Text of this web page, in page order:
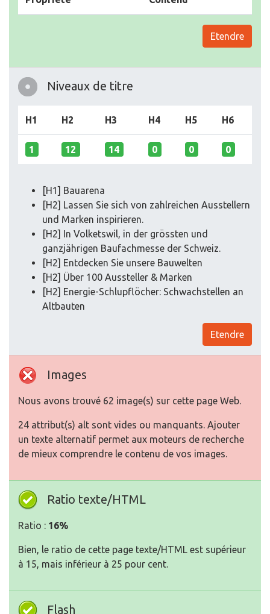
Etendre
Niveaux de titre
H1 H2 H3 H4 H5 H6
1 12 14 0 0 0
[H1] Bauarena
[H2] Lassen Sie sich von zahlreichen Ausstellern
und Marken inspirieren.
[H2] In Volketswil, in der grössten und
ganzjährigen Baufachmesse der Schweiz.
[H2] Entdecken Sie unsere Bauwelten
[H2] Über 100 Aussteller & Marken
[H2] Energie-Schlupflöcher: Schwachstellen an
Altbauten
Etendre
Images
Nous avons trouvé 62 image(s) sur cette page Web.
24 attribut(s) alt sont vides ou manquants. Ajouter
un texte alternatif permet aux moteurs de recherche
de mieux comprendre le contenu de vos images.
Ratio texte/HTML
Ratio : 16%
Bien, le ratio de cette page texte/HTML est supérieur
à 15, mais inférieur à 25 pour cent.
Flash